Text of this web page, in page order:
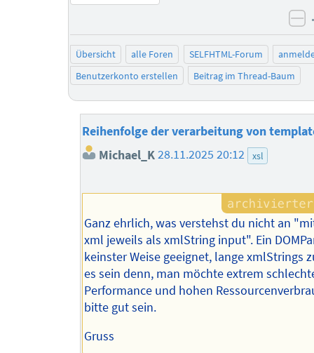
Übersicht alle Foren SELFHTML-Forum
Benutzerkonto erstellen
Beitrag im Thread-Baum
Reihenfolge der verarbeitung von
Michael_K28.11.2025 20:12 xsl
Ganz ehrlich, was verstehst du nicht an
xml jeweils als xmlString input". Ein
keinster Weise geeignet, lange xmlStrings
es sein denn, man möchte extrem
Performance und hohen
bitte gut sein.
Gruss